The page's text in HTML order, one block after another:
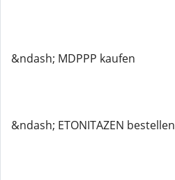
&ndash; MDPPP kaufen
&ndash; ETONITAZEN bestellen